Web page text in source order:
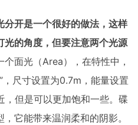
开是一个很好的做法，这样
的角度，但要注意两个光源
个面光（Area），在特性中，
尺寸设置为0.7m，能量设置
但是可以更加饱和一些。碟
它能带来温润柔和的阴影。